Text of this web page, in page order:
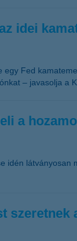
idei
egy Fed
– javasolja a
a
idén
szeretnek